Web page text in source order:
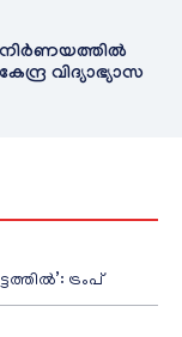
വിദ്യാഭ്യാസ
ട്രംപ്